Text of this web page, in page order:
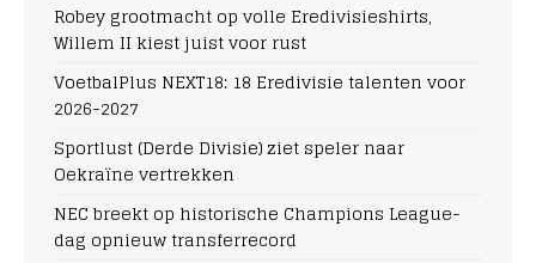
Robey grootmacht op volle Eredivisieshirts,
Willem II kiest juist voor rust
VoetbalPlus NEXT18: 18 Eredivisie talenten voor
2026-2027
Sportlust (Derde Divisie) ziet speler naar
Oekraïne vertrekken
NEC breekt op historische Champions League-
dag opnieuw transferrecord